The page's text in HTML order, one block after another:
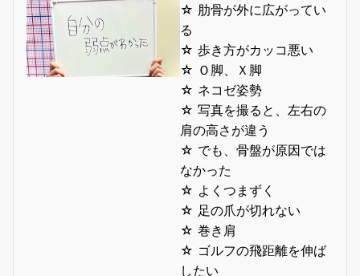
☆ 肋骨が外に広がってい
る
☆ 歩き方がカッコ悪い
☆ Ｏ脚、Ｘ脚
☆ ネコゼ姿勢
☆ 写真を撮ると、左右の
肩の高さが違う
☆ でも、骨盤が原因では
なかった
☆ よくつまずく
☆ 足の爪が切れない
☆ 巻き肩
☆ ゴルフの飛距離を伸ば
したい